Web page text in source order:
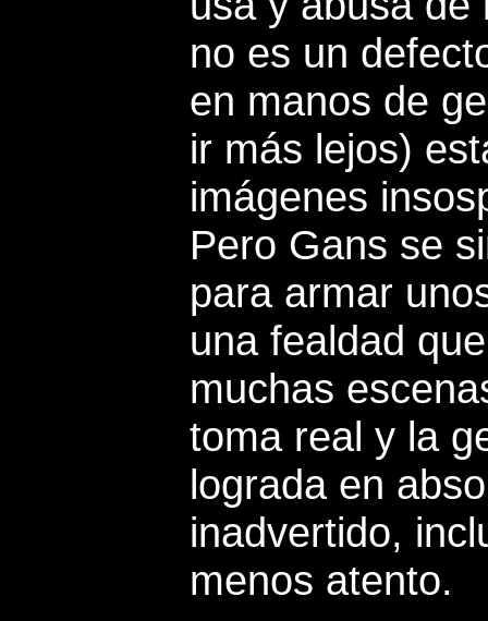
no es un
en manos de
ir más lejos)
imágenes
Pero Gans se
para armar
una fealdad
muchas
toma real y la
lograda en
inadvertido,
menos atento.